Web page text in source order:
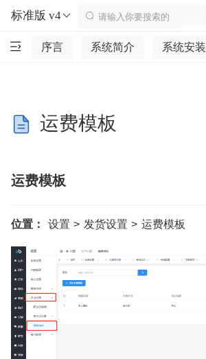
标准版 v4
序言 系统简介 系统安装
运费模板
运费模板
位置： 设置 > 发货设置 > 运费模板